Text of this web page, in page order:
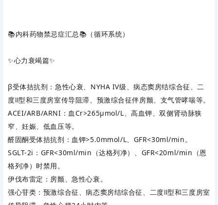
📚内科药物禁忌症汇总📚（循环系统）
✨心力衰竭篇✨
β受体拮抗剂 ‌：‌急性心衰‌、NYHA IV级、病态窦房结综合征、二
度Ⅱ型和三度房室传导阻滞、预激综合征伴房颤、支气管哮喘等。
ACEI/ARB/ARNI ‌：血Cr>265μmol/L、‌高血钾‌、双侧肾动脉狭
窄、妊娠、低血压等。
醛固酮受体拮抗剂 ‌：血钾>5.0mmol/L、GFR<30ml/min。
SGLT-2i ‌：GFR<30ml/min（达格列净）、GFR<20ml/min（恩
格列净）时禁用。
伊伐布雷定 ‌：‌ 房颤‌、急性心衰。
强心苷类 ‌：预激综合征、病态窦房结综合征、二度Ⅱ型和三度房室